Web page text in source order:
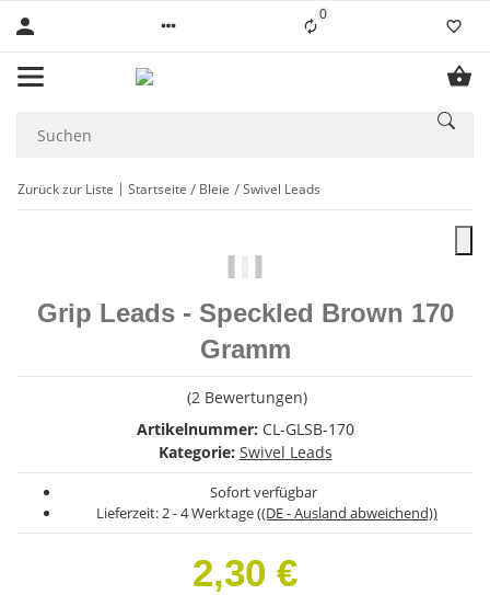
0Liste ist leer
Zurück zur Liste Startseite Bleie Swivel Leads
Grip Leads - Speckled Brown 170
Gramm
(2 Bewertungen)
Artikelnummer: CL-GLSB-170
Kategorie: Swivel Leads
Sofort verfügbar
Lieferzeit:2 - 4 Werktage((DE - Ausland abweichend))
2,30 €